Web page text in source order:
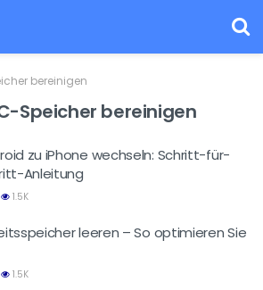
bereinigen
Speicher bereinigen
zu iPhone wechseln: Schritt-für-
Anleitung
1.5K
leeren – So optimieren Sie
1.5K